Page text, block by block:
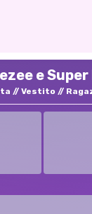
e
Vestito